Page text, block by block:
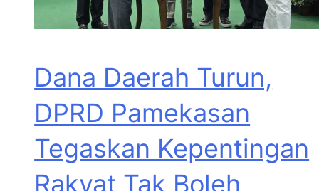
Dana Daerah Turun,
DPRD Pamekasan
Tegaskan Kepentingan
Rakyat Tak Boleh